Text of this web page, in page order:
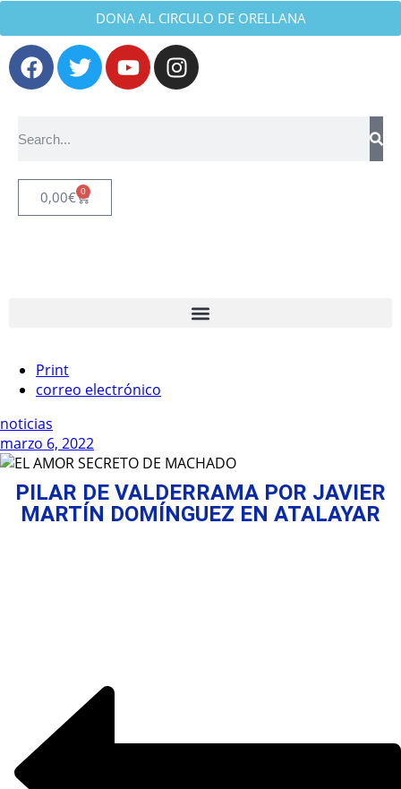
DONA AL CIRCULO DE ORELLANA
0,00€ 0
Print
correo electrónico
noticias
marzo 6, 2022
PILAR DE VALDERRAMA POR JAVIER
MARTÍN DOMÍNGUEZ EN ATALAYAR